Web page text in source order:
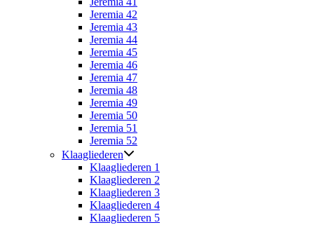
Jeremia 42
Jeremia 43
Jeremia 44
Jeremia 45
Jeremia 46
Jeremia 47
Jeremia 48
Jeremia 49
Jeremia 50
Jeremia 51
Jeremia 52
Klaagliederen
Klaagliederen 1
Klaagliederen 2
Klaagliederen 3
Klaagliederen 4
Klaagliederen 5